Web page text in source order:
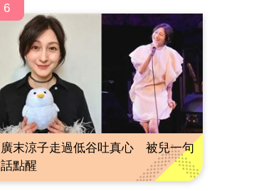
6
廣末涼子走過低谷吐真心 被兒一句
話點醒